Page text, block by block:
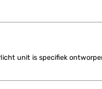
unit is specifiek